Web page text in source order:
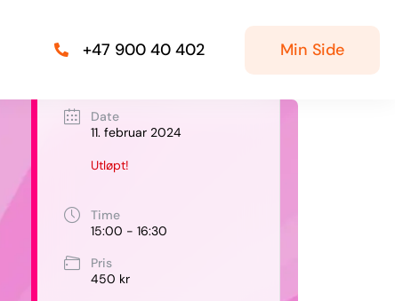
+47 900 40 402 Min Side
Date
11. februar 2024
Utløpt!
Time
15:00 - 16:30
Pris
450 kr